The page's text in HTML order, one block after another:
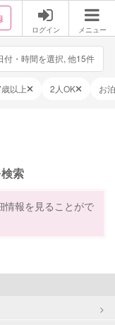
ログイン メニュー
付・時間を選択, 他15件
以上 2人OK お
索
情報を見ることがで